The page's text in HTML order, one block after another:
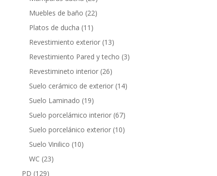
productos
Muebles de baño 2222
Platos de ducha 11 11
productos
Revestimiento exterior 1313
productos
Revestimiento Pared y techo 33
Revestimineto interior 2626
productos
Suelo cerámico de exterior 1414
Suelo Laminado 1919
productos
Suelo porcelámico interior 6767
productos
Suelo porcelánico exterior 1010
Suelo Vinilico 1010
WC 2323
PD 129129